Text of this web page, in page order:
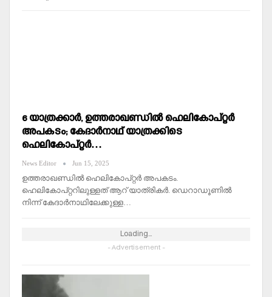
6 യാത്രക്കാര്‍, ഉത്തരാഖണ്ഡില്‍ ഹെലികോപ്റ്റര്‍
അപകടം; കേദാര്‍നാഥ്‌ യാത്രക്കിടെ
ഹെലികോപ്റ്റര്‍…
News Editor Jun 15, 2025
ഉത്തരാഖണ്ഡില്‍ ഹെലികോപ്റ്റർ അപകടം.
ഹെലികോപ്റ്ററിലുള്ളത് ആറ് യാത്രികർ. ഡെറാഡൂണില്‍
നിന്ന് കേദാർനാഥിലേക്കുള്ള…
Loading...
- Advertisement -